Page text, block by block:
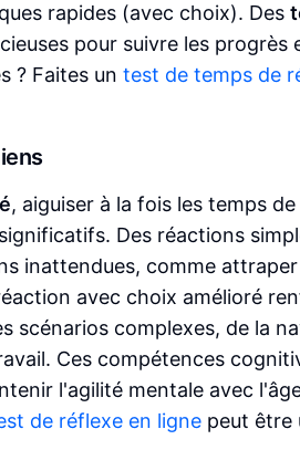
rapides (avec choix). Des
pour suivre les progrès
? Faites un test de temps de
, aiguiser à la fois les temps
significatifs. Des réactions
inattendues, comme
avec choix amélioré
scénarios complexes, de la
Ces compétences
l'agilité mentale avec
de réflexe en ligne peut être